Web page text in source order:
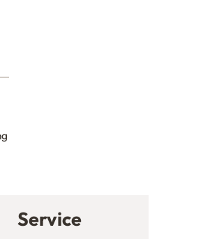
Service